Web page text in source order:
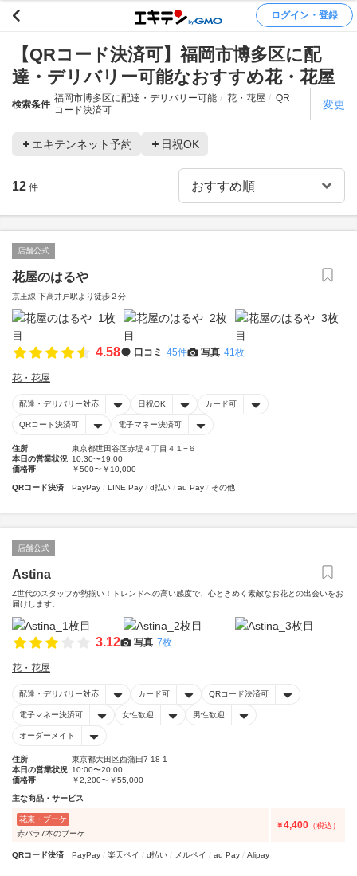
ログイン・登録
【QRコード決済可】福岡市博多区に配
達・デリバリー可能なおすすめ花・花屋
検索条件
福岡市博多区に配達・デリバリー可能 花・花屋
QR
コード決済可
変更
エキテンネット予約 日祝OK
12 件
店舗公式
花屋のはるや
京王線 下高井戸駅より徒歩２分
4.58 口コミ 45件 写真 41枚
花・花屋
配達・デリバリー対応 日祝OK カード可
QRコード決済可 電子マネー決済可
住所
東京都世田谷区赤堤４丁目４１−６
本日の営業状況 10:30〜19:00
価格帯
￥500〜￥10,000
QRコード決済 PayPay LINE Pay d払い au Pay その他
店舗公式
Astina
Z世代のスタッフが勢揃い！トレンドへの高い感度で、心ときめく素敵なお花との出会いをお
届けします。
3.12 写真 7枚
花・花屋
配達・デリバリー対応 カード可 QRコード決済可
電子マネー決済可 女性歓迎 男性歓迎
オーダーメイド
住所
東京都大田区西蒲田7-18-1
本日の営業状況 10:00〜20:00
価格帯
￥2,200〜￥55,000
主な商品・サービス
花束・ブーケ
赤バラ7本のブーケ
￥4,400 （税込）
QRコード決済 PayPay 楽天ペイ d払い メルペイ au Pay Alipay